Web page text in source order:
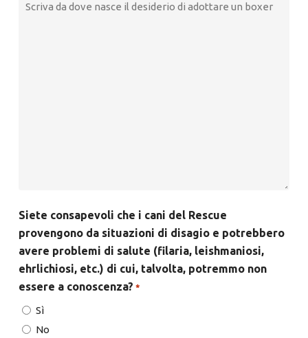
Siete consapevoli che i cani del Rescue
provengono da situazioni di disagio e potrebbero
avere problemi di salute (filaria, leishmaniosi,
ehrlichiosi, etc.) di cui, talvolta, potremmo non
essere a conoscenza? *
Sì
No